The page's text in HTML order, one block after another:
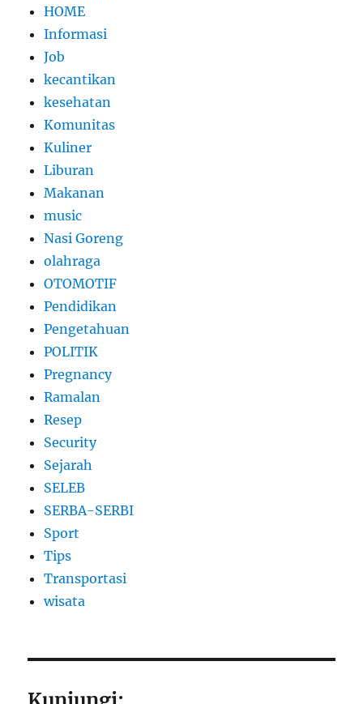
HOME
Informasi
Job
kecantikan
kesehatan
Komunitas
Kuliner
Liburan
Makanan
music
Nasi Goreng
olahraga
OTOMOTIF
Pendidikan
Pengetahuan
POLITIK
Pregnancy
Ramalan
Resep
Security
Sejarah
SELEB
SERBA-SERBI
Sport
Tips
Transportasi
wisata